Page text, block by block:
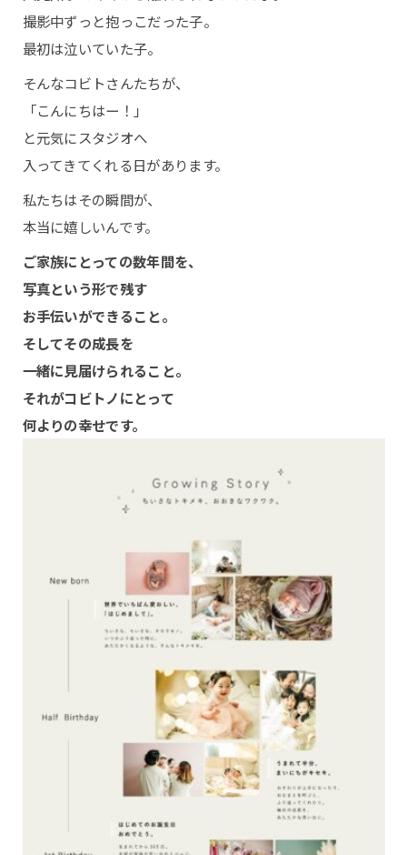
撮影中ずっと抱っこだった子。
最初は泣いていた子。
そんなコビトさんたちが、
「こんにちはー！」
と元気にスタジオへ
入ってきてくれる日があります。
私たちはその瞬間が、
本当に嬉しいんです。
ご家族にとっての数年間を、
写真という形で残す
お手伝いができること。
そしてその成長を
一緒に見届けられること。
それがコビトノにとって
何よりの幸せです。